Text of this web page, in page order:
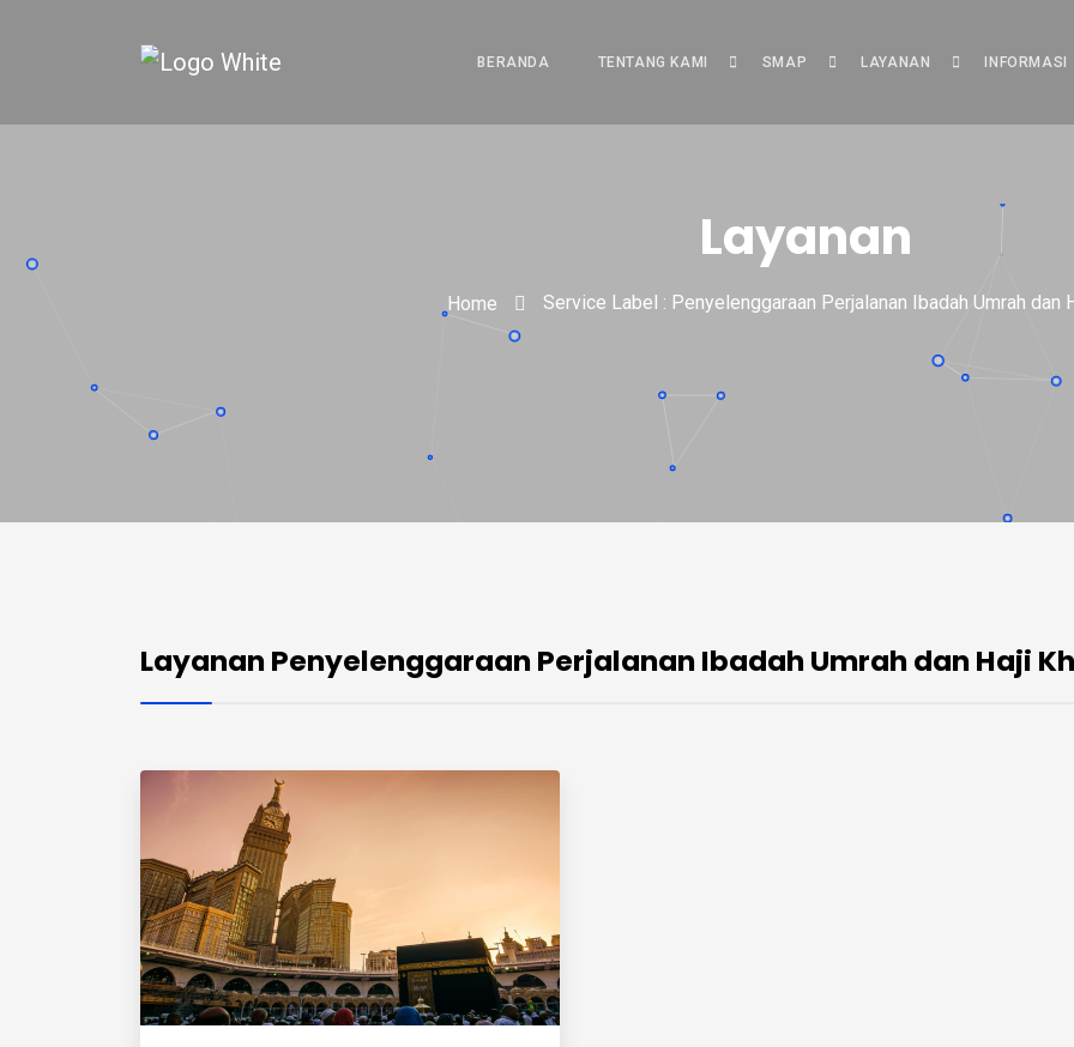
BERANDA TENTANG KAMI SMAP LAYANAN INFORMASI
Layanan
Home Service Label : Penyelenggaraan Perjalanan Ibadah Umrah dan
Layanan Penyelenggaraan Perjalanan Ibadah Umrah dan Haji